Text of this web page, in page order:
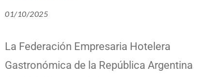
01/10/2025
La Federación Empresaria Hotelera
Gastronómica de la República Argentina